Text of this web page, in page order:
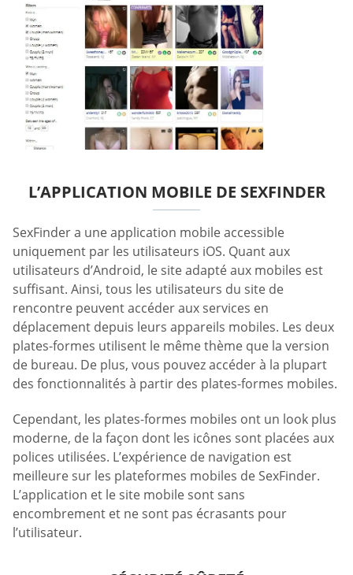
L’APPLICATION MOBILE DE SEXFINDER
SexFinder a une application mobile accessible
uniquement par les utilisateurs iOS. Quant aux
utilisateurs d’Android, le site adapté aux mobiles est
suffisant. Ainsi, tous les utilisateurs du site de
rencontre peuvent accéder aux services en
déplacement depuis leurs appareils mobiles. Les deux
plates-formes utilisent le même thème que la version
de bureau. De plus, vous pouvez accéder à la plupart
des fonctionnalités à partir des plates-formes mobiles.
Cependant, les plates-formes mobiles ont un look plus
moderne, de la façon dont les icônes sont placées aux
polices utilisées. L’expérience de navigation est
meilleure sur les plateformes mobiles de SexFinder.
L’application et le site mobile sont sans
encombrement et ne sont pas écrasants pour
l’utilisateur.